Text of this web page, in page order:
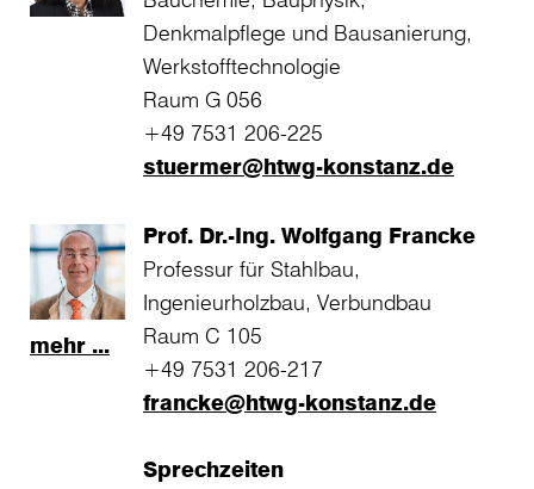
Denkmalpflege und Bausanierung,
Werkstofftechnologie
Raum G 056
+49 7531 206-225
stuermer@htwg-konstanz.de
mehr ...
Prof. Dr.-Ing. Wolfgang Francke
Professur für Stahlbau,
Ingenieurholzbau, Verbundbau
Raum C 105
+49 7531 206-217
francke@htwg-konstanz.de
Sprechzeiten